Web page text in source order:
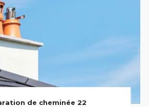
de cheminée 22